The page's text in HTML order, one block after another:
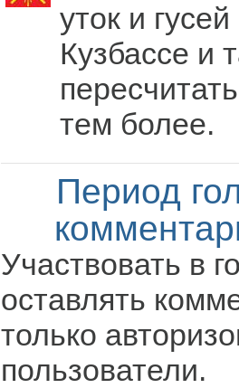
уток и
Кузбассе и
тем более.
Период
Участвовать в
оставлять
только
пользователи.